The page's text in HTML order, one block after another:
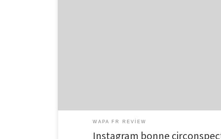
WAPA FR REVIEW
Instagram bonne